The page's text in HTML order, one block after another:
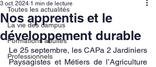
Toutes les actualités
La vie des campus
Formations adultes
Professionnels
Nos apprentis et le
développement durable
3 oct. 2024 1 min de lecture
Le 25 septembre, les CAPa 2 Jardiniers
Paysagistes et Métiers de l’Agriculture